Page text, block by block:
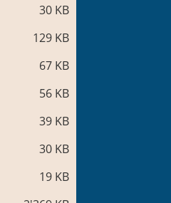
30 KB
129 KB
67 KB
56 KB
39 KB
30 KB
19 KB